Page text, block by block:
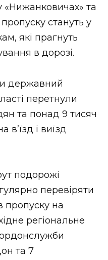
«Нижанковичах» та
стануть у
які прагнуть
в дорозі.
державний
перетнули
та понад 9 тисяч
в’їзд і виїзд
подорожі
перевіряти
пропуску на
регіональне
та 7